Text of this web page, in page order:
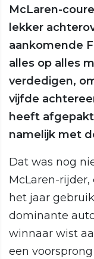
McLaren-
lekker
aankomende
alles op alles
verdedigen,
vijfde
heeft
namelijk met
Dat was nog
McLaren-
het jaar
dominante
winnaar wist
een